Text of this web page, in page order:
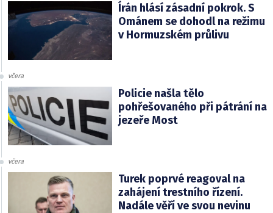
Írán hlásí zásadní pokrok. S
Ománem se dohodl na režimu
v Hormuzském průlivu
včera
Policie našla tělo
pohřešovaného při pátrání na
jezeře Most
včera
Turek poprvé reagoval na
zahájení trestního řízení.
Nadále věří ve svou nevinu